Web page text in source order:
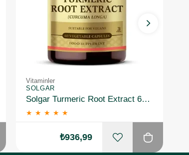
Vitaminler
SOLGAR
Solgar Turmeric Root Extract 60 Kapsül
★ ★ ★ ★ ★
₺936,99